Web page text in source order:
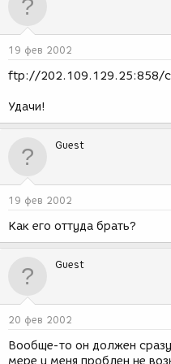
19 фев 2002
ftp://202.109.129.25:858/
Удачи!
Guest
19 фев 2002
Как его оттуда брать?
Guest
20 фев 2002
Вообще-то он должен сразу
мере у меня проблен не